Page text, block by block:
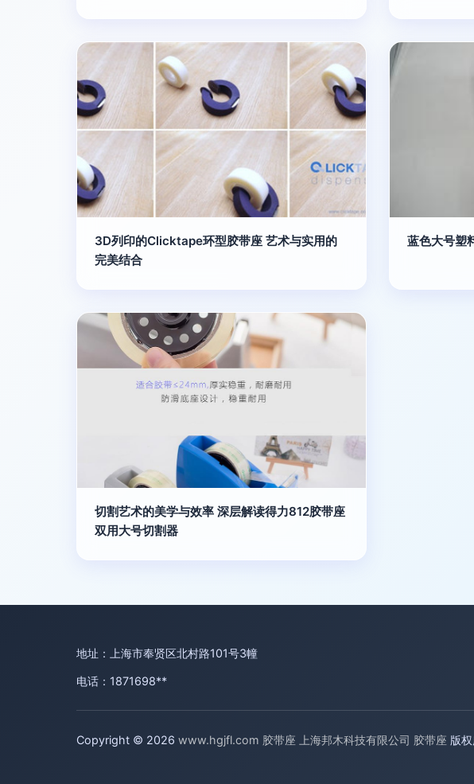
3D列印的Clicktape环型胶带座 艺术与实用的
完美结合
蓝色大号塑
切割艺术的美学与效率 深层解读得力812胶带座
双用大号切割器
地址：上海市奉贤区北村路101号3幢
电话：1871698**
Copyright © 2026 www.hgjfl.com 胶带座 上海邦木科技有限公司 胶带座 版